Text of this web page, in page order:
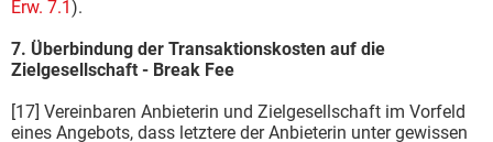
Erw. 7.1).
7. Überbindung der Transaktionskosten auf die
Zielgesellschaft - Break Fee
[17] Vereinbaren Anbieterin und Zielgesellschaft im Vorfeld
eines Angebots, dass letztere der Anbieterin unter gewissen